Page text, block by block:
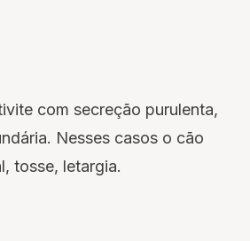
com secreção purulenta,
Nesses casos o cão
tosse, letargia.